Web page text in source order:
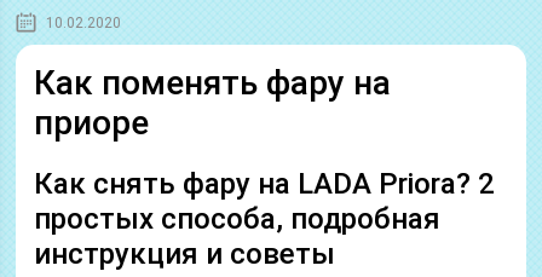
10.02.2020
Как поменять фару на
приоре
Как снять фару на LADA Priora? 2
простых способа, подробная
инструкция и советы